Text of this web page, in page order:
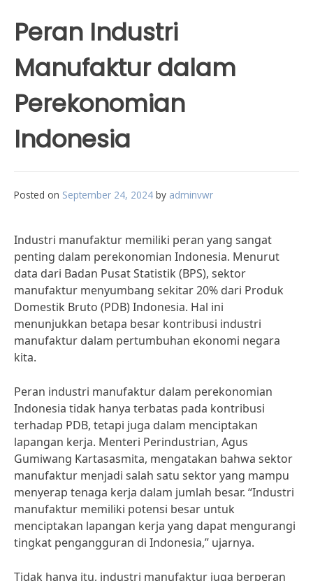
Peran Industri
Manufaktur dalam
Perekonomian
Indonesia
Posted on September 24, 2024 by adminvwr
Industri manufaktur memiliki peran yang sangat
penting dalam perekonomian Indonesia. Menurut
data dari Badan Pusat Statistik (BPS), sektor
manufaktur menyumbang sekitar 20% dari Produk
Domestik Bruto (PDB) Indonesia. Hal ini
menunjukkan betapa besar kontribusi industri
manufaktur dalam pertumbuhan ekonomi negara
kita.
Peran industri manufaktur dalam perekonomian
Indonesia tidak hanya terbatas pada kontribusi
terhadap PDB, tetapi juga dalam menciptakan
lapangan kerja. Menteri Perindustrian, Agus
Gumiwang Kartasasmita, mengatakan bahwa sektor
manufaktur menjadi salah satu sektor yang mampu
menyerap tenaga kerja dalam jumlah besar. “Industri
manufaktur memiliki potensi besar untuk
menciptakan lapangan kerja yang dapat mengurangi
tingkat pengangguran di Indonesia,” ujarnya.
Tidak hanya itu, industri manufaktur juga berperan